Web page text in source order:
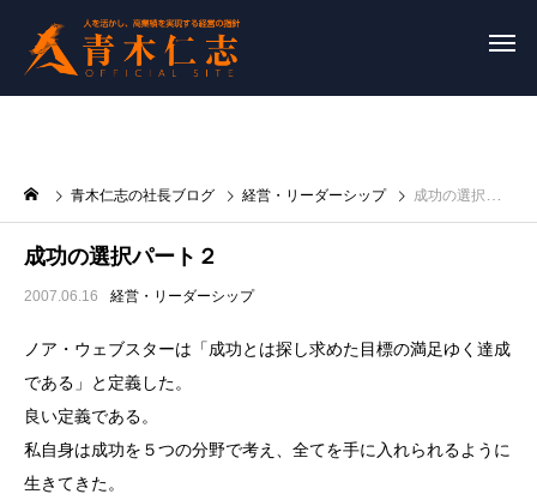
青木仁志の社長ブログ 経営・リーダーシップ 成功の選択パート２
成功の選択パート２
2007.06.16 経営・リーダーシップ
ノア・ウェブスターは「成功とは探し求めた目標の満足ゆく達成
である」と定義した。
良い定義である。
私自身は成功を５つの分野で考え、全てを手に入れられるように
生きてきた。